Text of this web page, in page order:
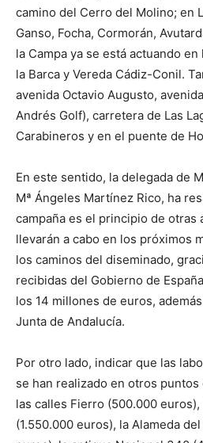
camino del Cerro del Molino; en
Ganso, Focha, Cormorán,
la Campa ya se está actuando
la Barca y Vereda Cádiz-Conil.
avenida Octavio Augusto,
Andrés Golf), carretera de Las
Carabineros y en el puente de
En este sentido, la delegada de
Mª Ángeles Martínez Rico, ha
campaña es el principio de otras
llevarán a cabo en los próximos
los caminos del diseminado,
recibidas del Gobierno de
los 14 millones de euros,
Junta de Andalucía.
Por otro lado, indicar que las
se han realizado en otros
las calles Fierro (500.000
(1.550.000 euros), la Alameda